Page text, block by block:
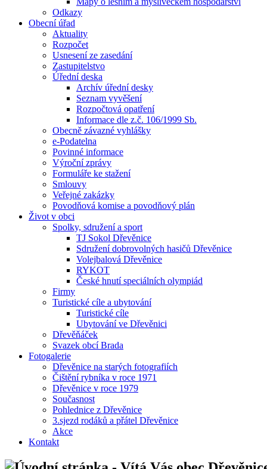
Odkazy
Obecní úřad
Aktuality
Rozpočet
Usnesení ze zasedání
Zastupitelstvo
Úřední deska
Archív úřední desky
Seznam vyvěšení
Rozpočtová opatření
Informace dle z.č. 106/1999 Sb.
Obecně závazné vyhlášky
e-Podatelna
Povinné informace
Výroční zprávy
Formuláře ke stažení
Smlouvy
Veřejné zakázky
Povodňová komise a povodňový plán
Život v obci
Spolky, sdružení a sport
TJ Sokol Dřevěnice
Sdružení dobrovolných hasičů Dřevěnice
Volejbalová Dřevěnice
RYKOT
České hnutí speciálních olympiád
Firmy
Turistické cíle a ubytování
Turistické cíle
Ubytování ve Dřevěnici
Dřevěňáček
Svazek obcí Brada
Fotogalerie
Dřevěnice na starých fotografiích
Čištění rybníka v roce 1971
Dřevěnice v roce 1979
Současnost
Pohlednice z Dřevěnice
3.sjezd rodáků a přátel Dřevěnice
Akce
Kontakt